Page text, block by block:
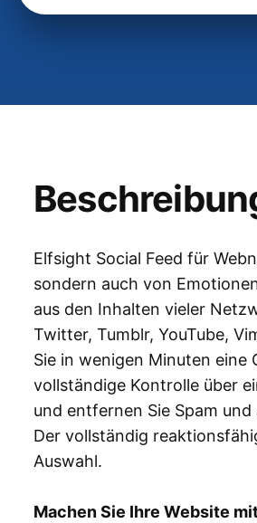
Elfsight Social Feed für
sondern auch von
aus den Inhalten vieler
Twitter, Tumblr, YouTube,
Sie in wenigen Minuten eine
vollständige Kontrolle über
und entfernen Sie Spam
Der vollständig
Auswahl.
Machen Sie Ihre Website